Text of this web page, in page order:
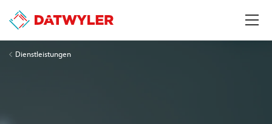
Dienstleistungen